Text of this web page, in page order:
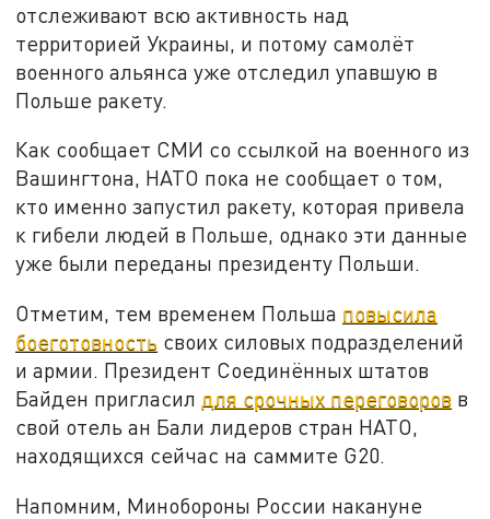
отслеживают всю активность над
территорией Украины, и потому самолёт
военного альянса уже отследил упавшую в
Польше ракету.
Как сообщает СМИ со ссылкой на военного из
Вашингтона, НАТО пока не сообщает о том,
кто именно запустил ракету, которая привела
к гибели людей в Польше, однако эти данные
уже были переданы президенту Польши.
Отметим, тем временем Польша повысила
боеготовность своих силовых подразделений
и армии. Президент Соединённых штатов
Байден пригласил для срочных переговоров в
свой отель ан Бали лидеров стран НАТО,
находящихся сейчас на саммите G20.
Напомним, Минобороны России накануне